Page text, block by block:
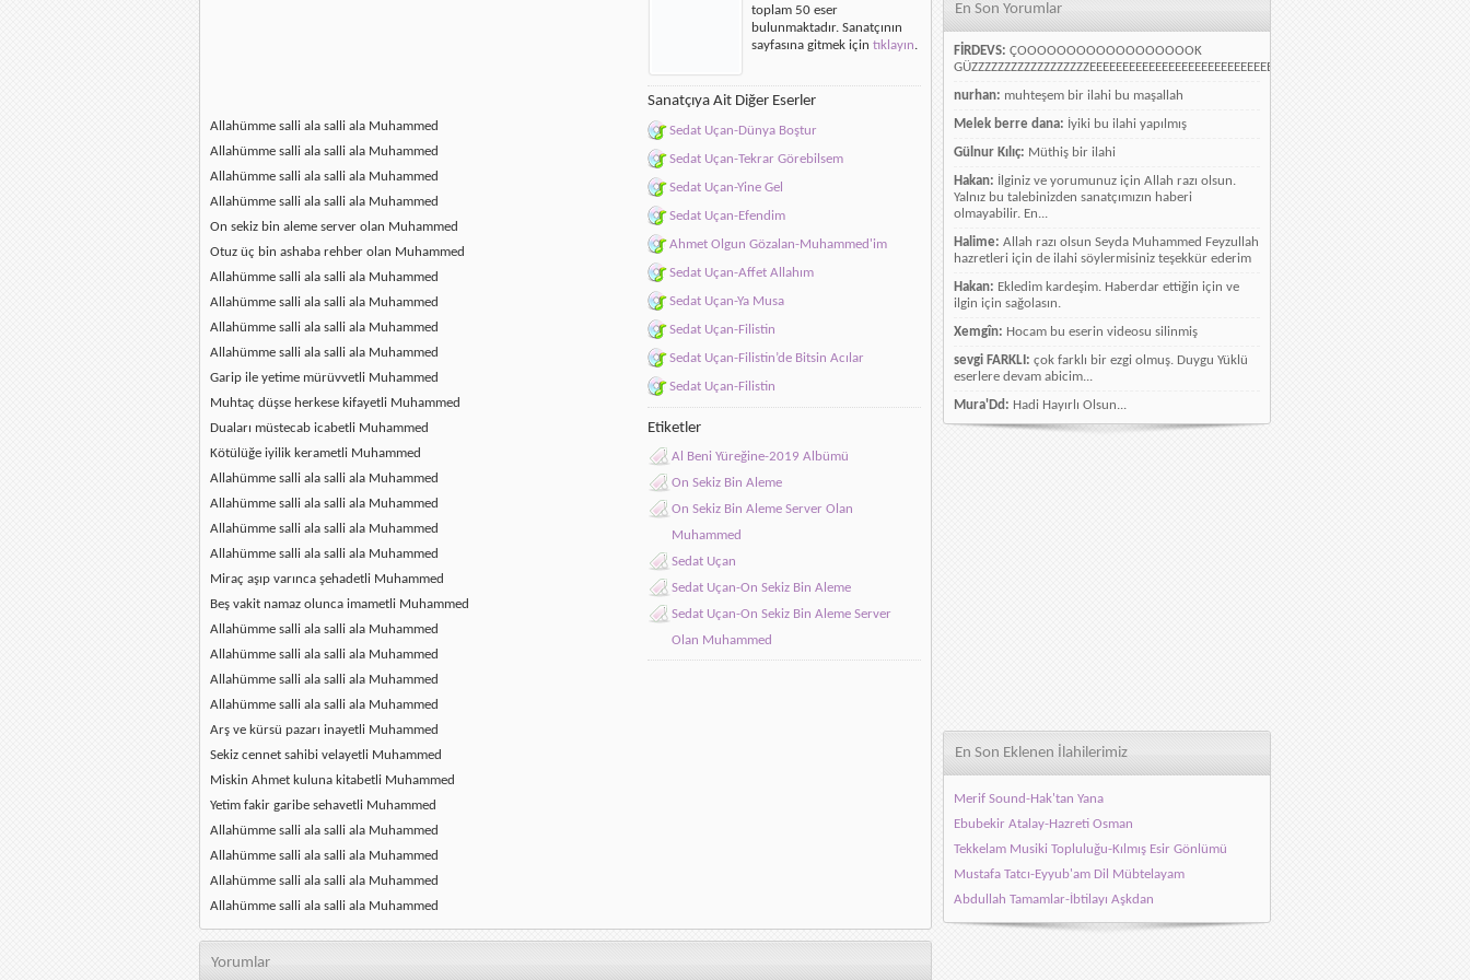
Allahümme salli ala salli ala Muhammed
Allahümme salli ala salli ala Muhammed
Allahümme salli ala salli ala Muhammed
Allahümme salli ala salli ala Muhammed
On sekiz bin aleme server olan Muhammed
Otuz üç bin ashaba rehber olan Muhammed
Allahümme salli ala salli ala Muhammed
Allahümme salli ala salli ala Muhammed
Allahümme salli ala salli ala Muhammed
Allahümme salli ala salli ala Muhammed
Garip ile yetime mürüvvetli Muhammed
Muhtaç düşse herkese kifayetli Muhammed
Duaları müstecab icabetli Muhammed
Kötülüğe iyilik kerametli Muhammed
Allahümme salli ala salli ala Muhammed
Allahümme salli ala salli ala Muhammed
Allahümme salli ala salli ala Muhammed
Allahümme salli ala salli ala Muhammed
Miraç aşıp varınca şehadetli Muhammed
Beş vakit namaz olunca imametli Muhammed
Allahümme salli ala salli ala Muhammed
Allahümme salli ala salli ala Muhammed
Allahümme salli ala salli ala Muhammed
Allahümme salli ala salli ala Muhammed
Arş ve kürsü pazarı inayetli Muhammed
Sekiz cennet sahibi velayetli Muhammed
Miskin Ahmet kuluna kitabetli Muhammed
Yetim fakir garibe sehavetli Muhammed
Allahümme salli ala salli ala Muhammed
Allahümme salli ala salli ala Muhammed
Allahümme salli ala salli ala Muhammed
Allahümme salli ala salli ala Muhammed
toplam 50 eser
bulunmaktadır. Sanatçının
sayfasına gitmek için tıklayın.
Sanatçıya Ait Diğer Eserler
Sedat Uçan-Dünya Boştur
Sedat Uçan-Tekrar Görebilsem
Sedat Uçan-Yine Gel
Sedat Uçan-Efendim
Ahmet Olgun Gözalan-Muhammed'im
Sedat Uçan-Affet Allahım
Sedat Uçan-Ya Musa
Sedat Uçan-Filistin
Sedat Uçan-Filistin’de Bitsin Acılar
Sedat Uçan-Filistin
Etiketler
Al Beni Yüreğine-2019 Albümü
On Sekiz Bin Aleme
On Sekiz Bin Aleme Server Olan
Muhammed
Sedat Uçan
Sedat Uçan-On Sekiz Bin Aleme
Sedat Uçan-On Sekiz Bin Aleme Server
Olan Muhammed
Yorumlar
En Son Yorumlar
FİRDEVS: ÇOOOOOOOOOOOOOOOOOOK
GÜZZZZZZZZZZZZZZZZZZEEEEEEEEEEEEEEEEEEEEEEEEEEEEELLLLLLLLLLLLLLLLLLLLLLLL
nurhan: muhteşem bir ilahi bu maşallah
Melek berre dana: İyiki bu ilahi yapılmış
Gülnur Kılıç: Müthiş bir ilahi
Hakan: İlginiz ve yorumunuz için Allah razı olsun.
Yalnız bu talebinizden sanatçımızın haberi
olmayabilir. En...
Halime: Allah razı olsun Seyda Muhammed Feyzullah
hazretleri için de ilahi söylermisiniz teşekkür ederim
Hakan: Ekledim kardeşim. Haberdar ettiğin için ve
ilgin için sağolasın.
Xemgîn: Hocam bu eserin videosu silinmiş
sevgi FARKLI: çok farklı bir ezgi olmuş. Duygu Yüklü
eserlere devam abicim...
Mura'Dd: Hadi Hayırlı Olsun...
En Son Eklenen İlahilerimiz
Merif Sound-Hak'tan Yana
Ebubekir Atalay-Hazreti Osman
Tekkelam Musiki Topluluğu-Kılmış Esir Gönlümü
Mustafa Tatcı-Eyyub'am Dil Mübtelayam
Abdullah Tamamlar-İbtilayı Aşkdan